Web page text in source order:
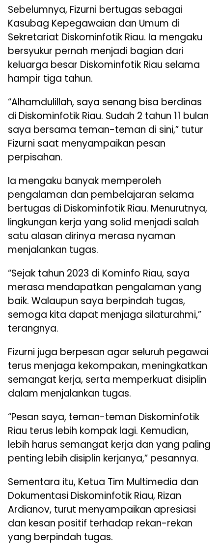
Sebelumnya, Fizurni bertugas sebagai
Kasubag Kepegawaian dan Umum di
Sekretariat Diskominfotik Riau. Ia mengaku
bersyukur pernah menjadi bagian dari
keluarga besar Diskominfotik Riau selama
hampir tiga tahun.
“Alhamdulillah, saya senang bisa berdinas
di Diskominfotik Riau. Sudah 2 tahun 11 bulan
saya bersama teman-teman di sini,” tutur
Fizurni saat menyampaikan pesan
perpisahan.
Ia mengaku banyak memperoleh
pengalaman dan pembelajaran selama
bertugas di Diskominfotik Riau. Menurutnya,
lingkungan kerja yang solid menjadi salah
satu alasan dirinya merasa nyaman
menjalankan tugas.
“Sejak tahun 2023 di Kominfo Riau, saya
merasa mendapatkan pengalaman yang
baik. Walaupun saya berpindah tugas,
semoga kita dapat menjaga silaturahmi,”
terangnya.
Fizurni juga berpesan agar seluruh pegawai
terus menjaga kekompakan, meningkatkan
semangat kerja, serta memperkuat disiplin
dalam menjalankan tugas.
“Pesan saya, teman-teman Diskominfotik
Riau terus lebih kompak lagi. Kemudian,
lebih harus semangat kerja dan yang paling
penting lebih disiplin kerjanya,” pesannya.
Sementara itu, Ketua Tim Multimedia dan
Dokumentasi Diskominfotik Riau, Rizan
Ardianov, turut menyampaikan apresiasi
dan kesan positif terhadap rekan-rekan
yang berpindah tugas.